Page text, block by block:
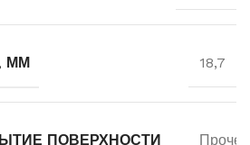
ММ 18,7
ПОВЕРХНОСТИ Прочее